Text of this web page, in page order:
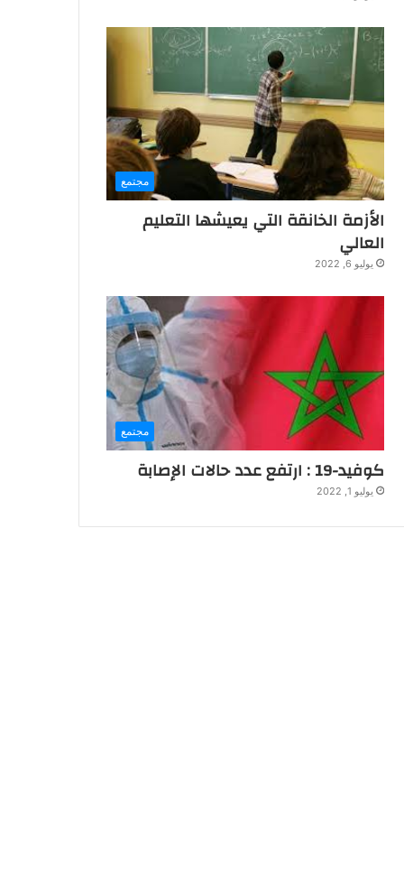
مجتمع
الأزمة الخانقة التي يعيشها التعليم
العالي
يوليو 6, 2022
مجتمع
كوفيد-19 : ارتفع عدد حالات الإصابة
يوليو 1, 2022